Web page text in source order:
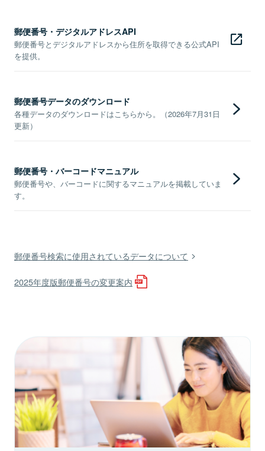
郵便番号・デジタルアドレスAPI
郵便番号とデジタルアドレスから住所を取得できる公式API
を提供。
郵便番号データのダウンロード
各種データのダウンロードはこちらから。（2026年7月31日
更新）
郵便番号・バーコードマニュアル
郵便番号や、バーコードに関するマニュアルを掲載していま
す。
郵便番号検索に使用されているデータについて
2025年度版郵便番号の変更案内